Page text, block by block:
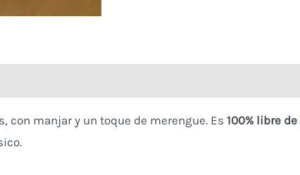
con manjar y un toque de merengue. Es 100% libre